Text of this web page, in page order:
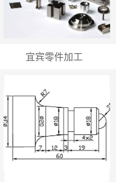
宜宾零件加工